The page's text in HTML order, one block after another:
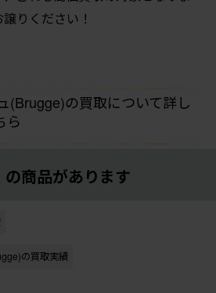
りください！
(Brugge)の買取について詳し
ら
の商品があります
の買取実績